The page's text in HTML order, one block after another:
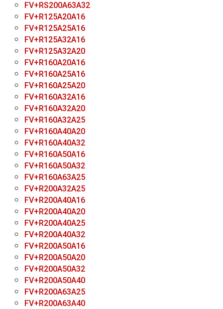
FV+RS200A63A32
FV+R125A20A16
FV+R125A25A16
FV+R125A32A16
FV+R125A32A20
FV+R160A20A16
FV+R160A25A16
FV+R160A25A20
FV+R160A32A16
FV+R160A32A20
FV+R160A32A25
FV+R160A40А20
FV+R160A40А32
FV+R160A50А16
FV+R160A50А32
FV+R160A63А25
FV+R200A32A25
FV+R200A40A16
FV+R200A40A20
FV+R200A40A25
FV+R200A40A32
FV+R200A50A16
FV+R200A50A20
FV+R200A50A32
FV+R200A50A40
FV+R200A63A25
FV+R200A63A40